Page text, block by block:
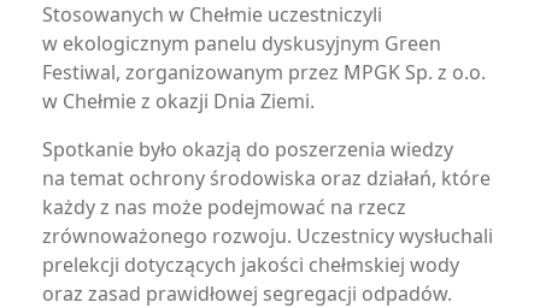
Stosowanych w Chełmie uczestniczyli
w ekologicznym panelu dyskusyjnym Green
Festiwal, zorganizowanym przez MPGK Sp. z o.o.
w Chełmie z okazji Dnia Ziemi.
Spotkanie było okazją do poszerzenia wiedzy
na temat ochrony środowiska oraz działań, które
każdy z nas może podejmować na rzecz
zrównoważonego rozwoju. Uczestnicy wysłuchali
prelekcji dotyczących jakości chełmskiej wody
oraz zasad prawidłowej segregacji odpadów.